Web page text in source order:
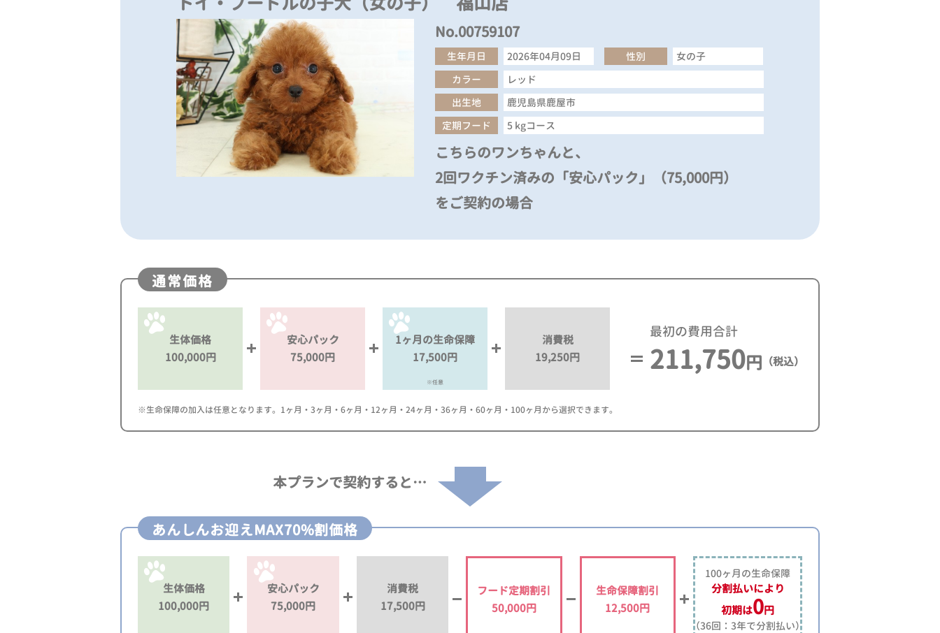
No.00759107
生年月日 2026年04月09日 性別
女の子
カラー
レッド
出生地
鹿児島県鹿屋市
定期フード
5 kgコース
こちらのワンちゃんと、
2回ワクチン済みの「安心パック」（75,000円）
をご契約の場合
通常価格
生体価格
100,000円
安心パック
75,000円
1ヶ月の生命保障
17,500円
※任意
消費税
19,250円
最初の費用合計
211,750円 （税込）
※生命保障の加入は任意となります。1ヶ月・3ヶ月・6ヶ月・12ヶ月・24ヶ月・36ヶ月・60ヶ月・100ヶ月から選択できます。
本プランで契約すると…
あんしんお迎えMAX70%割価格
生体価格
100,000円
安心パック
75,000円
消費税
17,500円
フード定期割引
50,000円
生命保障割引
12,500円
100ヶ月の生命保障
分割払いにより
初期は0円
（36回：3年で分割払い）